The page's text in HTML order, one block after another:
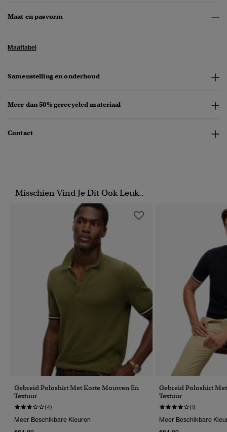
Maat en pasvorm
Maattabel
Samenstelling en onderhoud
Meer dan 50% gerecycled materiaal
Contact
Misschien Vind Je Dit Ook Leuk..
Gebreid Poloshirt Met Korte Mouwen En
Textuur
(4)
Meer Beschikbare Kleuren
Gebreid Poloshirt
Textuur
(1)
Meer Beschikbare